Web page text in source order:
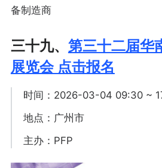
备制造商
三十九、 第三十二届华
展览会 点击报名
时间：2026-03-04 09:30 ~
地点：广州市
主办：PFP